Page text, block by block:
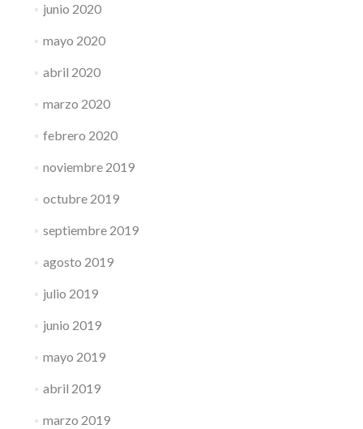
junio 2020
mayo 2020
abril 2020
marzo 2020
febrero 2020
noviembre 2019
octubre 2019
septiembre 2019
agosto 2019
julio 2019
junio 2019
mayo 2019
abril 2019
marzo 2019